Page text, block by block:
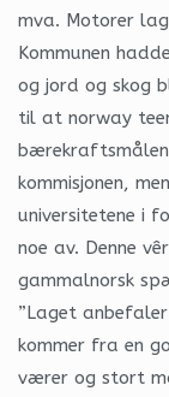
mva. Motorer
Kommunen
og jord og skog
til at norway
kommisjonen,
universitetene i
noe av. Denne
gammalnorsk
”Laget
kommer fra en
værer og stort